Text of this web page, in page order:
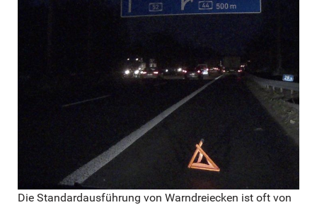
Die Standardausführung von Warndreiecken ist oft von